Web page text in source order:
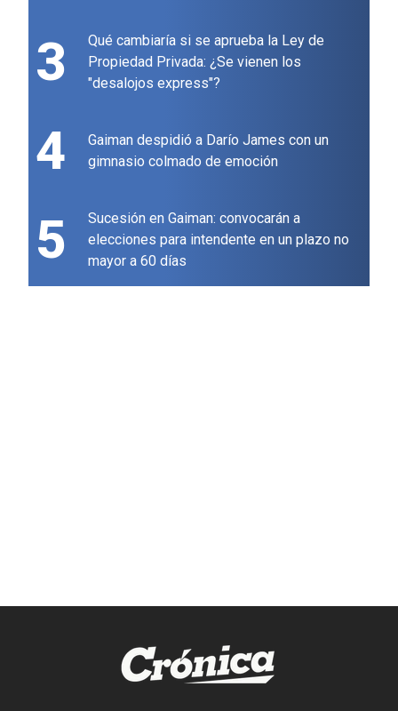
3
Qué cambiaría si se aprueba la Ley de
Propiedad Privada: ¿Se vienen los
"desalojos express"?
4
Gaiman despidió a Darío James con un
gimnasio colmado de emoción
5
Sucesión en Gaiman: convocarán a
elecciones para intendente en un plazo no
mayor a 60 días